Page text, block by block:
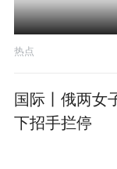
热点
国际丨俄两女
下招手拦停